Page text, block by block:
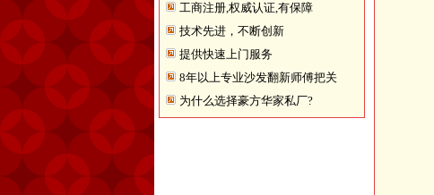
工商注册,权威认证,有保障
技术先进，不断创新
提供快速上门服务
8年以上专业沙发翻新师傅把关
为什么选择豪方华家私厂?